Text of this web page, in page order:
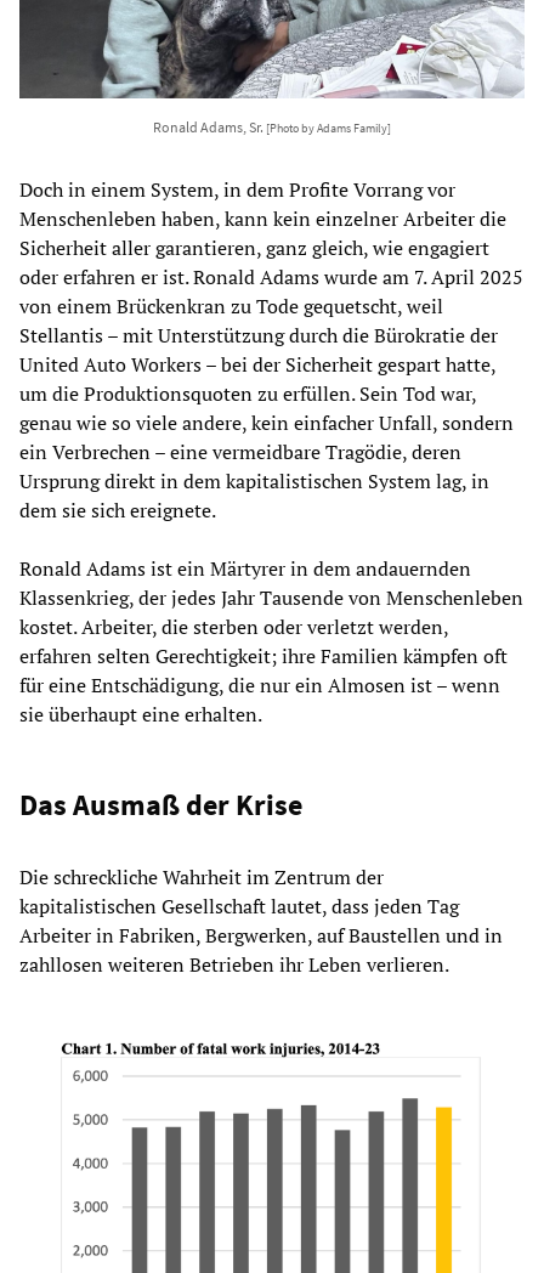
Ronald Adams, Sr. [Photo by Adams Family]
Doch in einem System, in dem Profite Vorrang vor
Menschenleben haben, kann kein einzelner Arbeiter die
Sicherheit aller garantieren, ganz gleich, wie engagiert
oder erfahren er ist. Ronald Adams wurde am 7. April 2025
von einem Brückenkran zu Tode gequetscht, weil
Stellantis – mit Unterstützung durch die Bürokratie der
United Auto Workers – bei der Sicherheit gespart hatte,
um die Produktionsquoten zu erfüllen. Sein Tod war,
genau wie so viele andere, kein einfacher Unfall, sondern
ein Verbrechen – eine vermeidbare Tragödie, deren
Ursprung direkt in dem kapitalistischen System lag, in
dem sie sich ereignete.
Ronald Adams ist ein Märtyrer in dem andauernden
Klassenkrieg, der jedes Jahr Tausende von Menschenleben
kostet. Arbeiter, die sterben oder verletzt werden,
erfahren selten Gerechtigkeit; ihre Familien kämpfen oft
für eine Entschädigung, die nur ein Almosen ist – wenn
sie überhaupt eine erhalten.
Das Ausmaß der Krise
Die schreckliche Wahrheit im Zentrum der
kapitalistischen Gesellschaft lautet, dass jeden Tag
Arbeiter in Fabriken, Bergwerken, auf Baustellen und in
zahllosen weiteren Betrieben ihr Leben verlieren.